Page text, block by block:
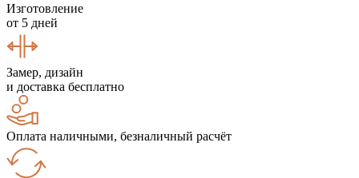
Изготовление
от 5 дней
Замер, дизайн
и доставка бесплатно
Оплата наличными, безналичный расчёт